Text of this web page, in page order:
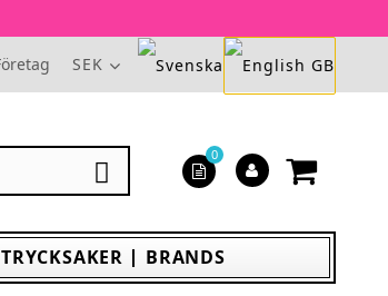
SEK

0
TRYCKSAKER BRANDS